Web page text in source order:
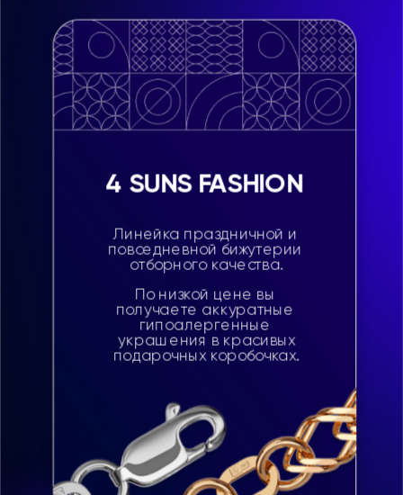
4 SUNS FASHION
Линейка праздничной и
повседневной бижутерии
отборного качества.
По низкой цене вы
получаете аккуратные
гипоалергенные
украшения в красивых
подарочных коробочках.